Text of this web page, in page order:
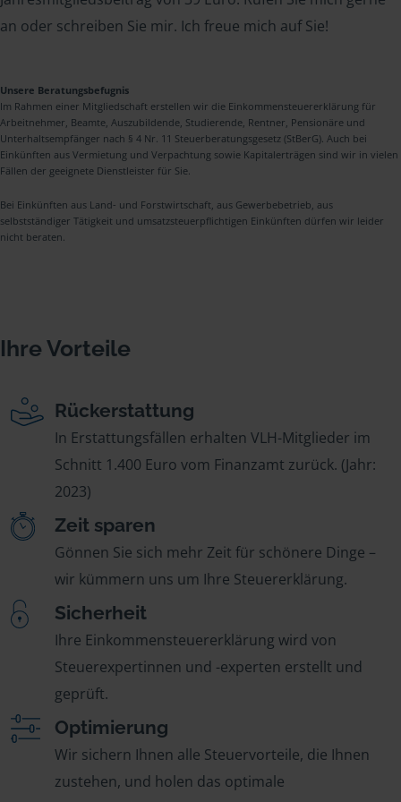
an oder schreiben Sie mir. Ich freue mich auf Sie!
Unsere Beratungsbefugnis
Im Rahmen einer Mitgliedschaft erstellen wir die Einkommensteuererklärung für
Arbeitnehmer, Beamte, Auszubildende, Studierende, Rentner, Pensionäre und
Unterhaltsempfänger nach § 4 Nr. 11 Steuerberatungsgesetz (StBerG). Auch bei
Einkünften aus Vermietung und Verpachtung sowie Kapitalerträgen sind wir in vielen
Fällen der geeignete Dienstleister für Sie.
Bei Einkünften aus Land- und Forstwirtschaft, aus Gewerbebetrieb, aus
selbstständiger Tätigkeit und umsatzsteuerpflichtigen Einkünften dürfen wir leider
nicht beraten.
Ihre Vorteile
Rückerstattung
In Erstattungsfällen erhalten VLH-Mitglieder im
Schnitt 1.400 Euro vom Finanzamt zurück. (Jahr:
2023)
Zeit sparen
Gönnen Sie sich mehr Zeit für schönere Dinge –
wir kümmern uns um Ihre Steuererklärung.
Sicherheit
Ihre Einkommensteuererklärung wird von
Steuerexpertinnen und -experten erstellt und
geprüft.
Optimierung
Wir sichern Ihnen alle Steuervorteile, die Ihnen
zustehen, und holen das optimale